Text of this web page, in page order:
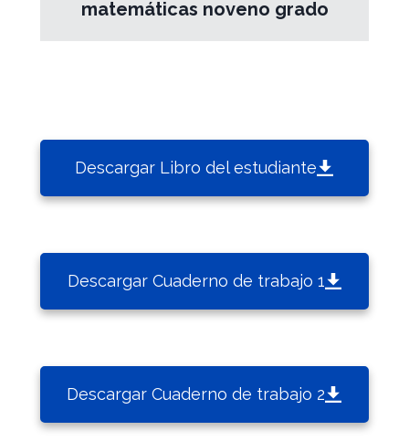
matemáticas noveno grado
Descargar Libro del estudiante
Descargar Cuaderno de trabajo 1
Descargar Cuaderno de trabajo 2